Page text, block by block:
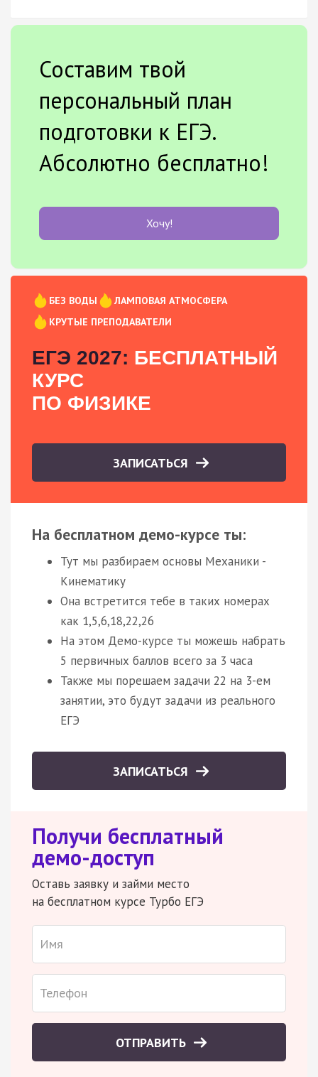
Составим твой
персональный план
подготовки к ЕГЭ.
Абсолютно бесплатно!
Хочу!
БЕЗ ВОДЫ
ЛАМПОВАЯ АТМОСФЕРА
КРУТЫЕ ПРЕПОДАВАТЕЛИ
ЕГЭ 2027: БЕСПЛАТНЫЙ
КУРС
ПО ФИЗИКЕ
ЗАПИСАТЬСЯ
На бесплатном демо-курсе ты:
Тут мы разбираем основы Механики -
Кинематику
Она встретится тебе в таких номерах
как 1,5,6,18,22,26
На этом Демо-курсе ты можешь набрать
5 первичных баллов всего за 3 часа
Также мы порешаем задачи 22 на 3-ем
занятии, это будут задачи из реального
ЕГЭ
ЗАПИСАТЬСЯ
Получи бесплатный
демо-доступ
Оставь заявку и займи место
на бесплатном курсе Турбо ЕГЭ
ОТПРАВИТЬ